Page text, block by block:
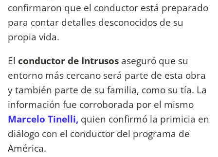
confirmaron que el conductor está preparado
para contar detalles desconocidos de su
propia vida.
El conductor de Intrusos aseguró que su
entorno más cercano será parte de esta obra
y también parte de su familia, como su tía. La
información fue corroborada por el mismo
Marcelo Tinelli, quien confirmó la primicia en
diálogo con el conductor del programa de
América.